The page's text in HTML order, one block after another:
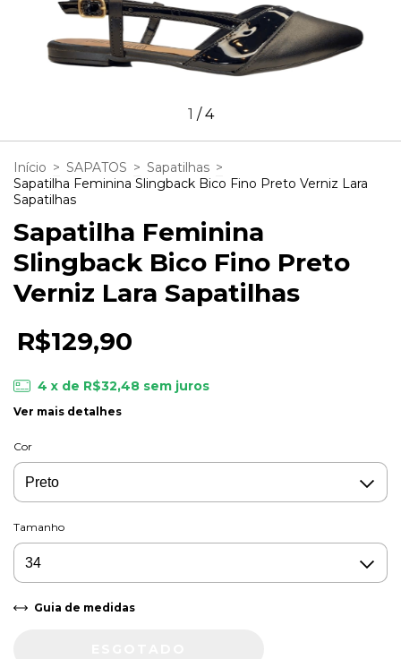
1 /4
Início > SAPATOS > Sapatilhas >
Sapatilha Feminina Slingback Bico Fino Preto Verniz Lara
Sapatilhas
Sapatilha Feminina
Slingback Bico Fino Preto
Verniz Lara Sapatilhas
R$129,90
4 x de R$32,48 sem juros
Ver mais detalhes
Cor
Tamanho
Guia de medidas